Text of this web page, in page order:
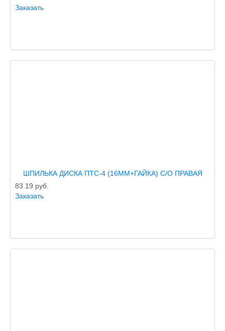
Заказать
ШПИЛЬКА ДИСКА ПТС-4 (16ММ+ГАЙКА) С/О ПРАВАЯ
83.19 руб.
Заказать